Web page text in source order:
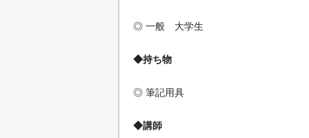
◎ 一般 大学生
◆持ち物
◎ 筆記用具
◆講師